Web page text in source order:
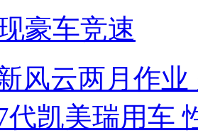
豪车竞速
风云两月作
代凯美瑞用车